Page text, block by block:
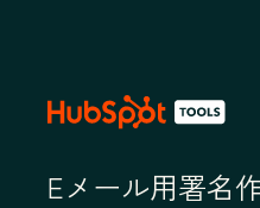
Eメール用署名